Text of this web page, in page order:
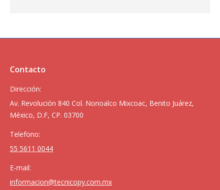
Contacto
Dirección:
Av. Revolución 840 Col. Nonoalco Mixcoac, Benito Juárez,
México, D.F, CP. 03700
Telefono:
55 5611 0044
E-mail:
informacion@tecnicopy.com.mx